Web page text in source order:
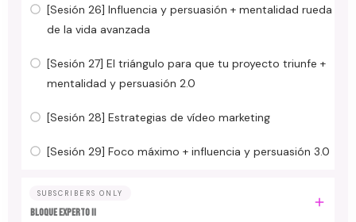
[Sesión 26] Influencia y persuasión + mentalidad rueda
de la vida avanzada
[Sesión 27] El triángulo para que tu proyecto triunfe +
mentalidad y persuasión 2.0
[Sesión 28] Estrategias de vídeo marketing
[Sesión 29] Foco máximo + influencia y persuasión 3.0
SUBSCRIBERS ONLY
BLOQUE EXPERTO II